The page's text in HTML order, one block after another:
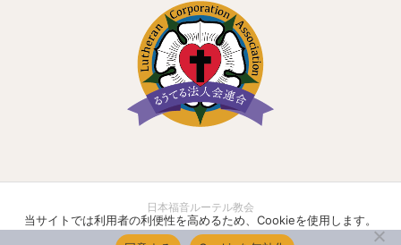
日本福音ルーテル教会
当サイトでは利用者の利便性を高めるため、Cookieを使用します。